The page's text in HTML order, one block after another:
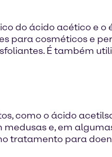
do ácido acético e
para cosméticos e
É também
como o ácido
e, em
tratamento para